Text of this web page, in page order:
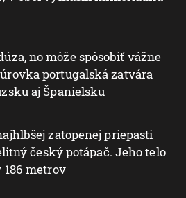
no môže spôsobiť vážne
portugalská zatvára
aj Španielsku
zatopenej priepasti
český potápač. Jeho telo
metrov